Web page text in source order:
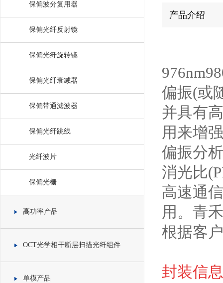
保偏波分复用器
保偏光纤反射镜
保偏光纤旋转镜
保偏光纤衰减器
保偏带通滤波器
保偏光纤跳线
光纤波片
保偏光栅
高功率产品
OCT光学相干断层扫描光纤组件
单模产品
产品介绍
偏振(或
并具有
用来增
偏振分
消光比
高速通
用。青
根据客
封装信